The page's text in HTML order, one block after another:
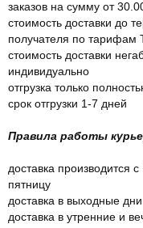
заказов на сумму от
стоимость доставки до
получателя по тарифам
стоимость доставки
индивидуально
отгрузка только
срок отгрузки 1-7 дней
Правила работы
доставка производится
пятницу
доставка в выходные
доставка в утренние и